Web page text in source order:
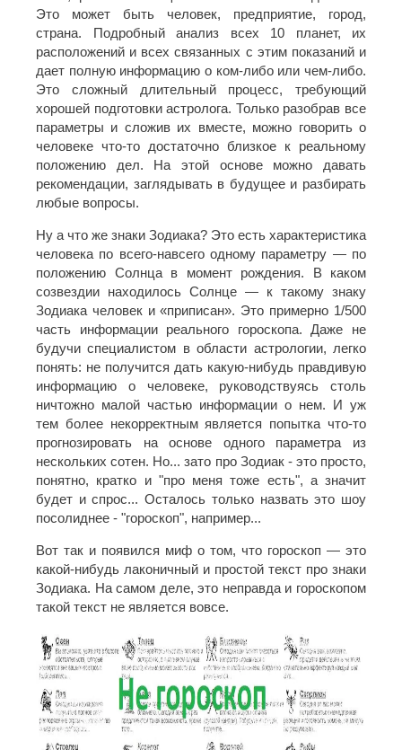
Это может быть человек, предприятие, город,
страна. Подробный анализ всех 10 планет, их
расположений и всех связанных с этим показаний и
дает полную информацию о ком-либо или чем-либо.
Это сложный длительный процесс, требующий
хорошей подготовки астролога. Только разобрав все
параметры и сложив их вместе, можно говорить о
человеке что-то достаточно близкое к реальному
положению дел. На этой основе можно давать
рекомендации, заглядывать в будущее и разбирать
любые вопросы.
Ну а что же знаки Зодиака? Это есть характеристика
человека по всего-навсего одному параметру — по
положению Солнца в момент рождения. В каком
созвездии находилось Солнце — к такому знаку
Зодиака человек и «приписан». Это примерно 1/500
часть информации реального гороскопа. Даже не
будучи специалистом в области астрологии, легко
понять: не получится дать какую-нибудь правдивую
информацию о человеке, руководствуясь столь
ничтожно малой частью информации о нем. И уж
тем более некорректным является попытка что-то
прогнозировать на основе одного параметра из
нескольких сотен. Но... зато про Зодиак - это просто,
понятно, кратко и "про меня тоже есть", а значит
будет и спрос... Осталось только назвать это шоу
посолиднее - "гороскоп", например...
Вот так и появился миф о том, что гороскоп — это
какой-нибудь лаконичный и простой текст про знаки
Зодиака. На самом деле, это неправда и гороскопом
такой текст не является вовсе.